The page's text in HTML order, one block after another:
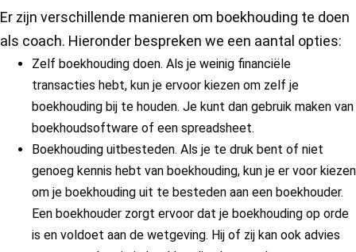
Er zijn verschillende manieren om boekhouding te doen
als coach. Hieronder bespreken we een aantal opties:
Zelf boekhouding doen. Als je weinig financiële
transacties hebt, kun je ervoor kiezen om zelf je
boekhouding bij te houden. Je kunt dan gebruik maken van
boekhoudsoftware of een spreadsheet.
Boekhouding uitbesteden. Als je te druk bent of niet
genoeg kennis hebt van boekhouding, kun je er voor kiezen
om je boekhouding uit te besteden aan een boekhouder.
Een boekhouder zorgt ervoor dat je boekhouding op orde
is en voldoet aan de wetgeving. Hij of zij kan ook advies